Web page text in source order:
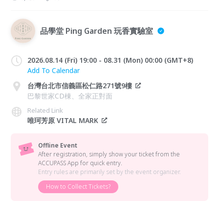
品學堂 Ping Garden 玩香實驗室
2026.08.14 (Fri) 19:00 - 08.31 (Mon) 00:00 (GMT+8)
Add To Calendar
台灣台北市信義區松仁路271號9樓
巴黎世家CD棟、全家正對面
Related Link
唯珂芳原 VITAL MARK
Offline Event
After registration, simply show your ticket from the
ACCUPASS App for quick entry.
Entry rules are primarily set by the event organizer.
How to Collect Tickets?